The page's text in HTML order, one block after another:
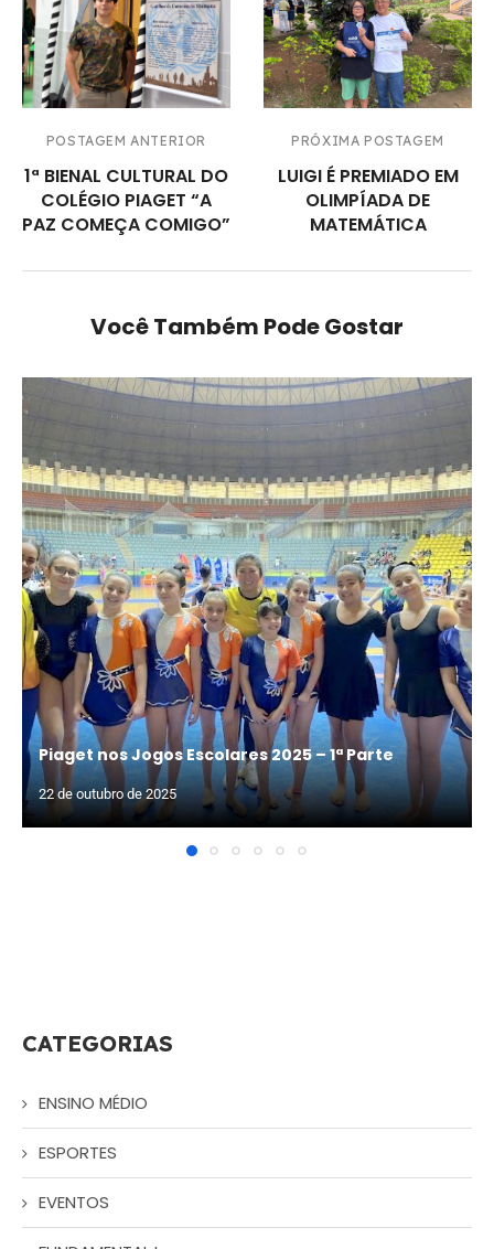
POSTAGEM ANTERIOR
1ª BIENAL CULTURAL DO
COLÉGIO PIAGET “A
PAZ COMEÇA COMIGO”
PRÓXIMA POSTAGEM
LUIGI É PREMIADO EM
OLIMPÍADA DE
MATEMÁTICA
Você Também Pode Gostar
Piaget nos Jogos Escolares 2025 – 1ª Parte
22 de outubro de 2025
CATEGORIAS
ENSINO MÉDIO
ESPORTES
EVENTOS